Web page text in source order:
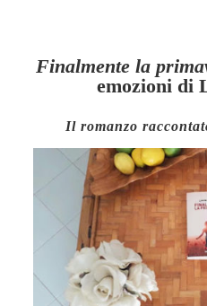
Finalmente la
emozioni di
Il romanzo